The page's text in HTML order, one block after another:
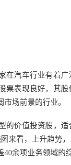
在汽车行业有着
票表现良好，其
场前景的行业。
的价值投资股，
来看，上升趋势
余项业务领域的